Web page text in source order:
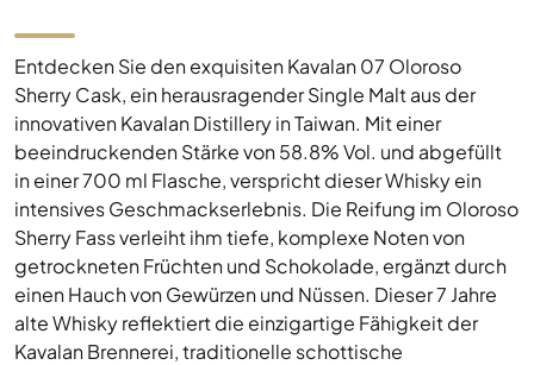
Entdecken Sie den exquisiten Kavalan 07 Oloroso
Sherry Cask, ein herausragender Single Malt aus der
innovativen Kavalan Distillery in Taiwan. Mit einer
beeindruckenden Stärke von 58.8% Vol. und abgefüllt
in einer 700 ml Flasche, verspricht dieser Whisky ein
intensives Geschmackserlebnis. Die Reifung im Oloroso
Sherry Fass verleiht ihm tiefe, komplexe Noten von
getrockneten Früchten und Schokolade, ergänzt durch
einen Hauch von Gewürzen und Nüssen. Dieser 7 Jahre
alte Whisky reflektiert die einzigartige Fähigkeit der
Kavalan Brennerei, traditionelle schottische